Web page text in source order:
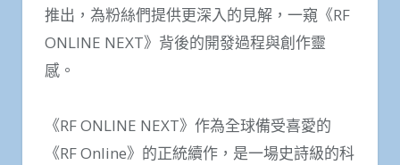
推出，為粉絲們提供更深入的見解，一窺《RF
ONLINE NEXT》背後的開發過程與創作靈
感。
《RF ONLINE NEXT》作為全球備受喜愛的
《RF Online》的正統續作，是一場史詩級的科